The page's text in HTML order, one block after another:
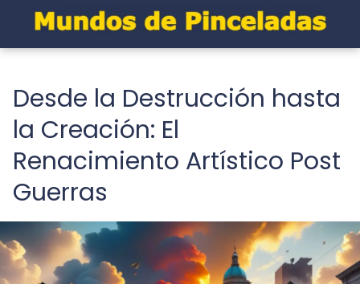
Desde la Destrucción hasta
la Creación: El
Renacimiento Artístico Post
Guerras